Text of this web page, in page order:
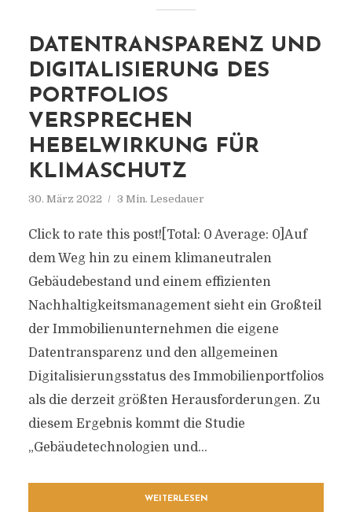
DATENTRANSPARENZ UND
DIGITALISIERUNG DES
PORTFOLIOS
VERSPRECHEN
HEBELWIRKUNG FÜR
KLIMASCHUTZ
30. März 2022 3 Min. Lesedauer
Click to rate this post![Total: 0 Average: 0]Auf
dem Weg hin zu einem klimaneutralen
Gebäudebestand und einem effizienten
Nachhaltigkeitsmanagement sieht ein Großteil
der Immobilienunternehmen die eigene
Datentransparenz und den allgemeinen
Digitalisierungsstatus des Immobilienportfolios
als die derzeit größten Herausforderungen. Zu
diesem Ergebnis kommt die Studie
„Gebäudetechnologien und...
WEITERLESEN